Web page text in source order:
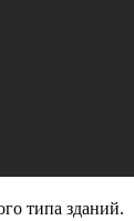
типа зданий.